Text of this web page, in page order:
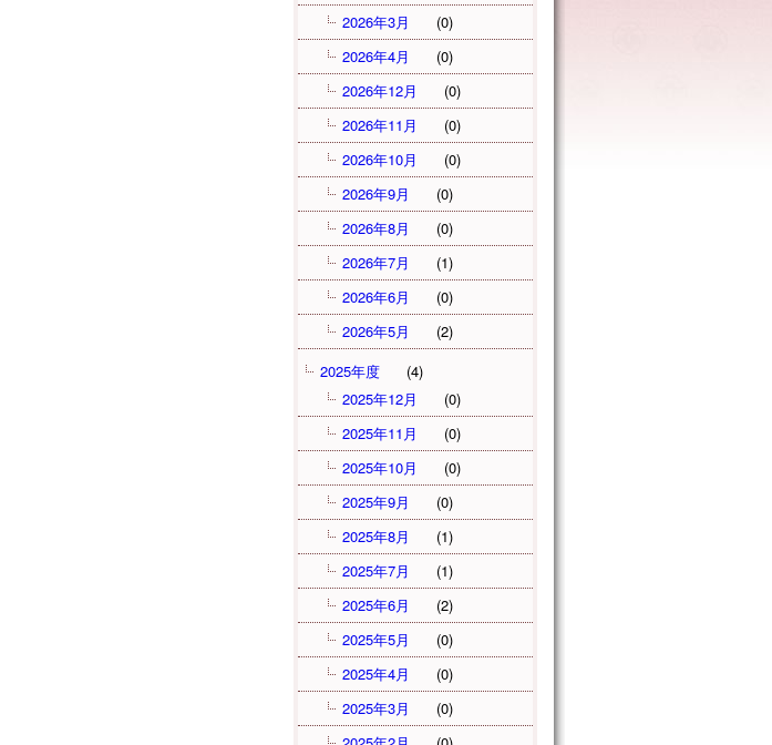
2026年3月
(0)
2026年4月
(0)
2026年12月
(0)
2026年11月
(0)
2026年10月
(0)
2026年9月
(0)
2026年8月
(0)
2026年7月
(1)
2026年6月
(0)
2026年5月
(2)
2025年度
(4)
2025年12月
(0)
2025年11月
(0)
2025年10月
(0)
2025年9月
(0)
2025年8月
(1)
2025年7月
(1)
2025年6月
(2)
2025年5月
(0)
2025年4月
(0)
2025年3月
(0)